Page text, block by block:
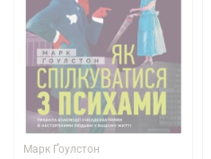
Марк Ґоулстон